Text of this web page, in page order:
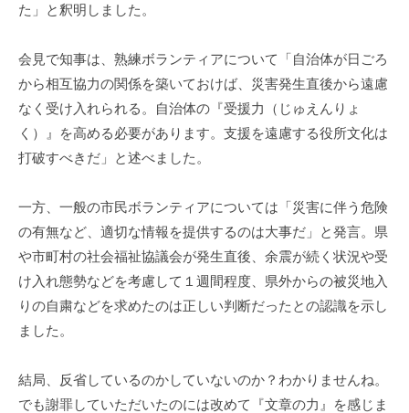
た」と釈明しました。
会見で知事は、熟練ボランティアについて「自治体が日ごろ
から相互協力の関係を築いておけば、災害発生直後から遠慮
なく受け入れられる。自治体の『受援力（じゅえんりょ
く）』を高める必要があります。支援を遠慮する役所文化は
打破すべきだ」と述べました。
一方、一般の市民ボランティアについては「災害に伴う危険
の有無など、適切な情報を提供するのは大事だ」と発言。県
や市町村の社会福祉協議会が発生直後、余震が続く状況や受
け入れ態勢などを考慮して１週間程度、県外からの被災地入
りの自粛などを求めたのは正しい判断だったとの認識を示し
ました。
結局、反省しているのかしていないのか？わかりませんね。
でも謝罪していただいたのには改めて『文章の力』を感じま